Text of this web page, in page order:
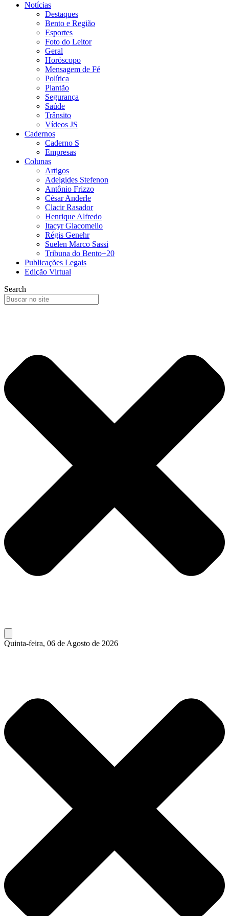
Notícias
Destaques
Bento e Região
Esportes
Foto do Leitor
Geral
Horóscopo
Mensagem de Fé
Política
Plantão
Segurança
Saúde
Trânsito
Vídeos JS
Cadernos
Caderno S
Empresas
Colunas
Artigos
Adelgides Stefenon
Antônio Frizzo
César Anderle
Clacir Rasador
Henrique Alfredo
Itacyr Giacomello
Régis Genehr
Suelen Marco Sassi
Tribuna do Bento+20
Publicações Legais
Edição Virtual
Search
Quinta-feira, 06 de Agosto de 2026